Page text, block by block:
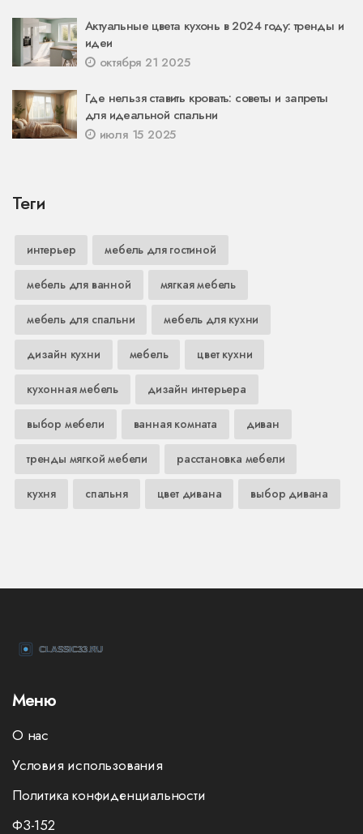
Актуальные цвета кухонь в 2024 году: тренды и
идеи
октября 21 2025
Где нельзя ставить кровать: советы и запреты
для идеальной спальни
июля 15 2025
Теги
интерьер мебель для гостиной
мебель для ванной мягкая мебель
мебель для спальни мебель для кухни
дизайн кухни мебель цвет кухни
кухонная мебель дизайн интерьера
выбор мебели ванная комната диван
тренды мягкой мебели расстановка мебели
кухня спальня цвет дивана выбор дивана
Меню
О нас
Условия использования
Политика конфиденциальности
ФЗ-152